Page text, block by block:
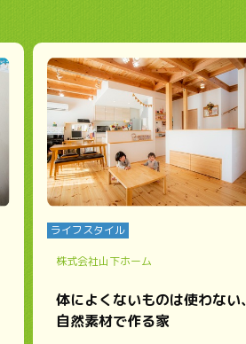
ライフスタイル
株式会社山下ホーム
体によくないものは使わない、
自然素材で作る家